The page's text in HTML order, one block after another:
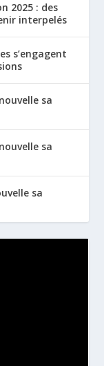
2025 : des
interpelés
s’engagent
sa
sa
sa